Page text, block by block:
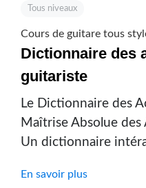
Tous niveaux
Cours de guitare tous
Dictionnaire des
guitariste
Le Dictionnaire des
Maîtrise Absolue des
Un dictionnaire
En savoir plus